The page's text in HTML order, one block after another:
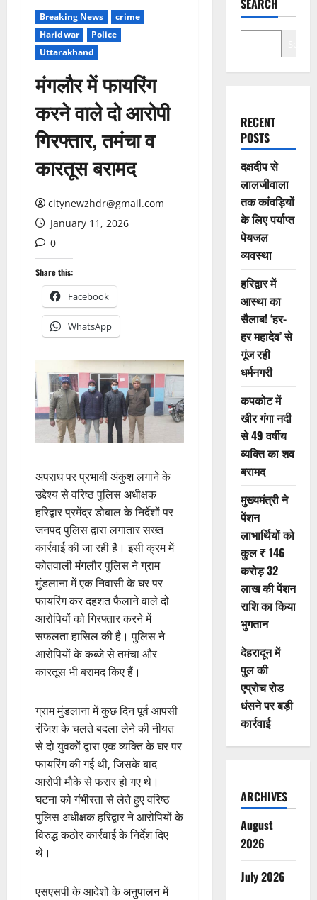
Breaking News
crime
Haridwar
Police
Uttarakhand
मंगलौर में फायरिंग
करने वाले दो आरोपी
गिरफ्तार, तमंचा व
कारतूस बरामद
citynewzhdr@gmail.com
January 11, 2026
0
Share this:
Facebook
WhatsApp
अपराध पर प्रभावी अंकुश लगाने के
उद्देश्य से वरिष्ठ पुलिस अधीक्षक
हरिद्वार प्रमेंद्र डोबाल के निर्देशों पर
जनपद पुलिस द्वारा लगातार सख्त
कार्रवाई की जा रही है। इसी क्रम में
कोतवाली मंगलौर पुलिस ने ग्राम
मुंडलाना में एक निवासी के घर पर
फायरिंग कर दहशत फैलाने वाले दो
आरोपियों को गिरफ्तार करने में
सफलता हासिल की है। पुलिस ने
आरोपियों के कब्जे से तमंचा और
कारतूस भी बरामद किए हैं।
ग्राम मुंडलाना में कुछ दिन पूर्व आपसी
रंजिश के चलते बदला लेने की नीयत
से दो युवकों द्वारा एक व्यक्ति के घर पर
फायरिंग की गई थी, जिसके बाद
आरोपी मौके से फरार हो गए थे।
घटना को गंभीरता से लेते हुए वरिष्ठ
पुलिस अधीक्षक हरिद्वार ने आरोपियों के
विरुद्ध कठोर कार्रवाई के निर्देश दिए
थे।
एसएसपी के आदेशों के अनुपालन में
SEARCH
RECENT
POSTS
दक्षदीप से
लालजीवाला
तक कांवड़ियों
के लिए पर्याप्त
पेयजल
व्यवस्था
हरिद्वार में
आस्था का
सैलाब! ‘हर-
हर महादेव’ से
गूंज रही
धर्मनगरी
कपकोट में
खीर गंगा नदी
से 49 वर्षीय
व्यक्ति का शव
बरामद
मुख्यमंत्री ने
पेंशन
लाभार्थियों को
कुल ₹ 146
करोड़ 32
लाख की पेंशन
राशि का किया
भुगतान
देहरादून में
पुल की
एप्रोच रोड
धंसने पर बड़ी
कार्रवाई
ARCHIVES
August
2026
July 2026